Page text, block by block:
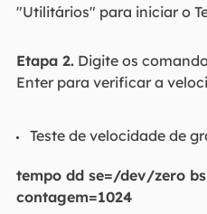
"Utilitários" para iniciar o
Etapa 2.Digite os
Enter para verificar a
Teste de velocidade de
tempo dd se=/dev/zero
contagem=1024